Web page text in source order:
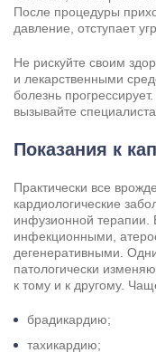
После процедуры
давление, отступает
Не рискуйте своим
и лекарственными
болезнь
вызывайте
Показания к
Практически все
кардиологические
инфузионной терапии.
инфекционными,
дегенеративными.
патологически
к тому и к другому.
брадикардию;
тахикардию;